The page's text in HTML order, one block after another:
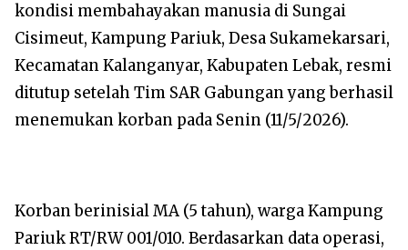
kondisi membahayakan manusia di Sungai
Cisimeut, Kampung Pariuk, Desa Sukamekarsari,
Kecamatan Kalanganyar, Kabupaten Lebak, resmi
ditutup setelah Tim SAR Gabungan yang berhasil
menemukan korban pada Senin (11/5/2026).
Korban berinisial MA (5 tahun), warga Kampung
Pariuk RT/RW 001/010. Berdasarkan data operasi,